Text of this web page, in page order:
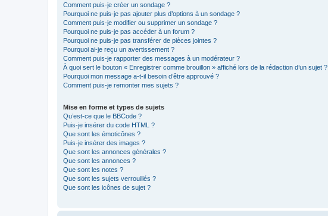
Comment puis-je créer un sondage ?
Pourquoi ne puis-je pas ajouter plus d’options à un sondage ?
Comment puis-je modifier ou supprimer un sondage ?
Pourquoi ne puis-je pas accéder à un forum ?
Pourquoi ne puis-je pas transférer de pièces jointes ?
Pourquoi ai-je reçu un avertissement ?
Comment puis-je rapporter des messages à un modérateur ?
À quoi sert le bouton « Enregistrer comme brouillon » affiché lors de la rédaction d’un sujet ?
Pourquoi mon message a-t-il besoin d’être approuvé ?
Comment puis-je remonter mes sujets ?
Mise en forme et types de sujets
Qu’est-ce que le BBCode ?
Puis-je insérer du code HTML ?
Que sont les émoticônes ?
Puis-je insérer des images ?
Que sont les annonces générales ?
Que sont les annonces ?
Que sont les notes ?
Que sont les sujets verrouillés ?
Que sont les icônes de sujet ?